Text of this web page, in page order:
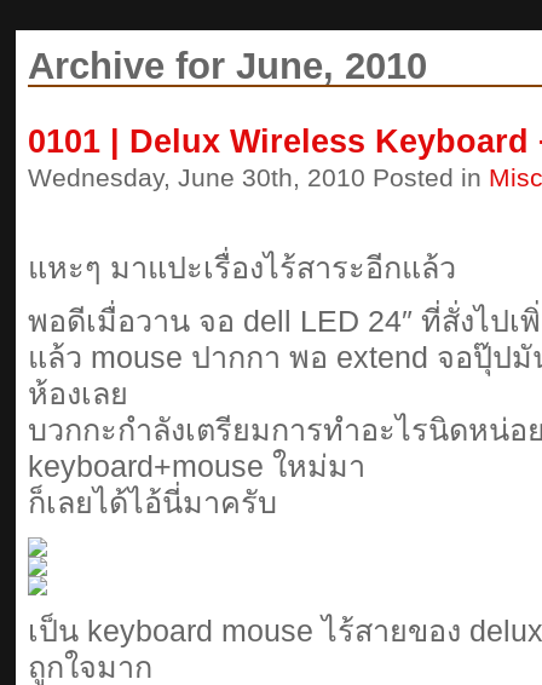
Archive for June, 2010
0101 | Delux Wireless Keyboard
Wednesday, June 30th, 2010 Posted in Misc
แหะๆ มาแปะเรื่องไร้สาระอีกแล้ว
พอดีเมื่อวาน จอ dell LED 24″ ที่สั่งไปเ
แล้ว mouse ปากกา พอ extend จอปุ๊ป
ห้องเลย
บวกกะกำลังเตรียมการทำอะไรนิดหน่อ
keyboard+mouse ใหม่มา
ก็เลยได้ไอ้นี่มาครับ
เป็น keyboard mouse ไร้สายของ
ถูกใจมาก